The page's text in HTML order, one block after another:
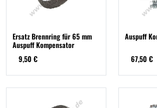
Ersatz Brennring für 65 mm
Auspuff Kompensator
9,50 €
Auspuff
67,50 €